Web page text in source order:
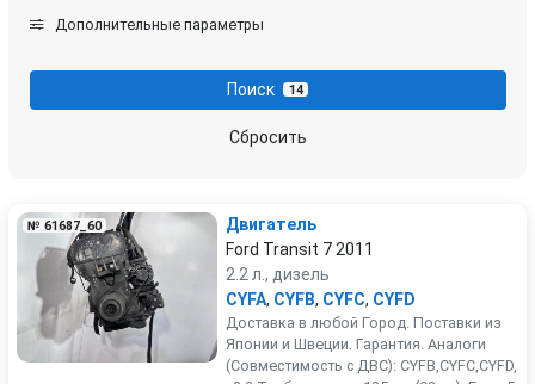
Дополнительные параметры
Поиск 14
Сбросить
№ 61687_60
Двигатель
Ford Transit 7 2011
2.2 л., дизель
CYFA, CYFB, CYFC, CYFD
Доставка в любой Город. Поставки из
Японии и Швеции. Гарантия. Аналоги
(Совместимость с ДВС): CYFB,CYFC,CYFD,